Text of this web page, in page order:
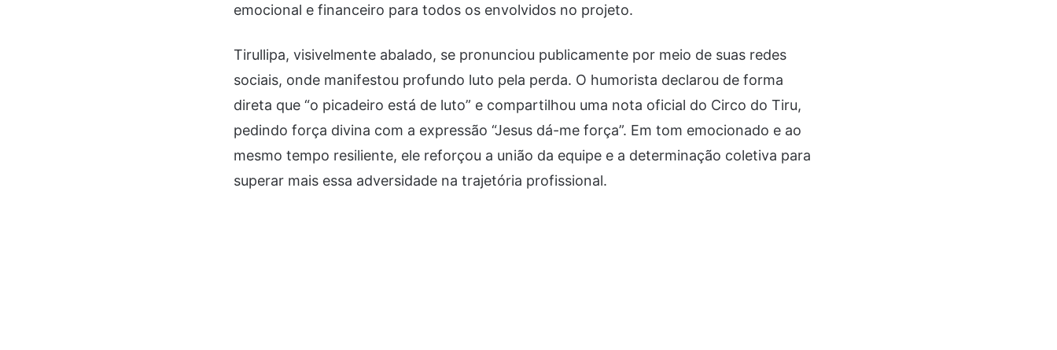
emocional e financeiro para todos os envolvidos no projeto.
Tirullipa, visivelmente abalado, se pronunciou publicamente por meio de suas redes
sociais, onde manifestou profundo luto pela perda. O humorista declarou de forma
direta que “o picadeiro está de luto” e compartilhou uma nota oficial do Circo do Tiru,
pedindo força divina com a expressão “Jesus dá-me força”. Em tom emocionado e ao
mesmo tempo resiliente, ele reforçou a união da equipe e a determinação coletiva para
superar mais essa adversidade na trajetória profissional.